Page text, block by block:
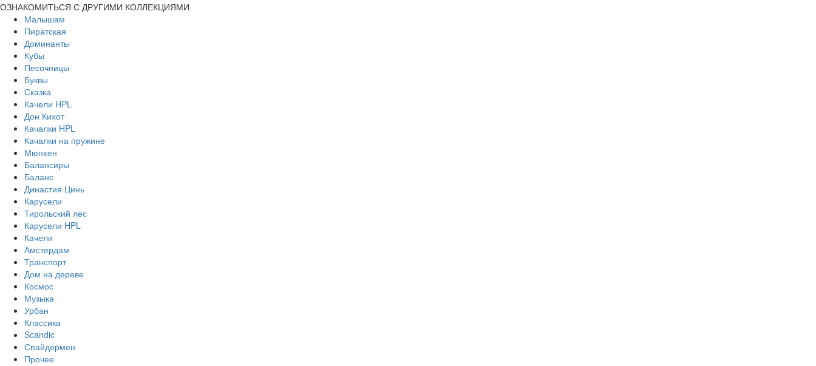
ОЗНАКОМИТЬСЯ С ДРУГИМИ КОЛЛЕКЦИЯМИ
Малышам
Пиратская
Доминанты
Кубы
Песочницы
Буквы
Сказка
Качели HPL
Дон Кихот
Качалки HPL
Качалки на пружине
Мюнхен
Балансиры
Баланс
Династия Цинь
Карусели
Тирольский лес
Карусели HPL
Качели
Амстердам
Транспорт
Дом на дереве
Космос
Музыка
Урбан
Классика
Scandic
Спайдермен
Прочее